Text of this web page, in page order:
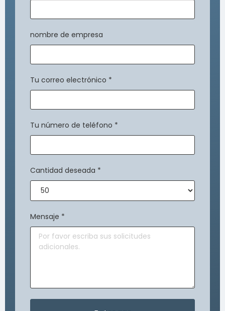
nombre de empresa
Tu correo electrónico *
Tu número de teléfono *
Cantidad deseada *
Mensaje *